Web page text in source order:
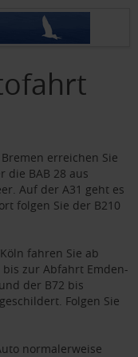
erreichen Sie
die BAB 28 aus
Auf der A31 geht es
folgen Sie der B210
fahren Sie ab
zur Abfahrt Emden-
der B72 bis
Folgen Sie
normalerweise